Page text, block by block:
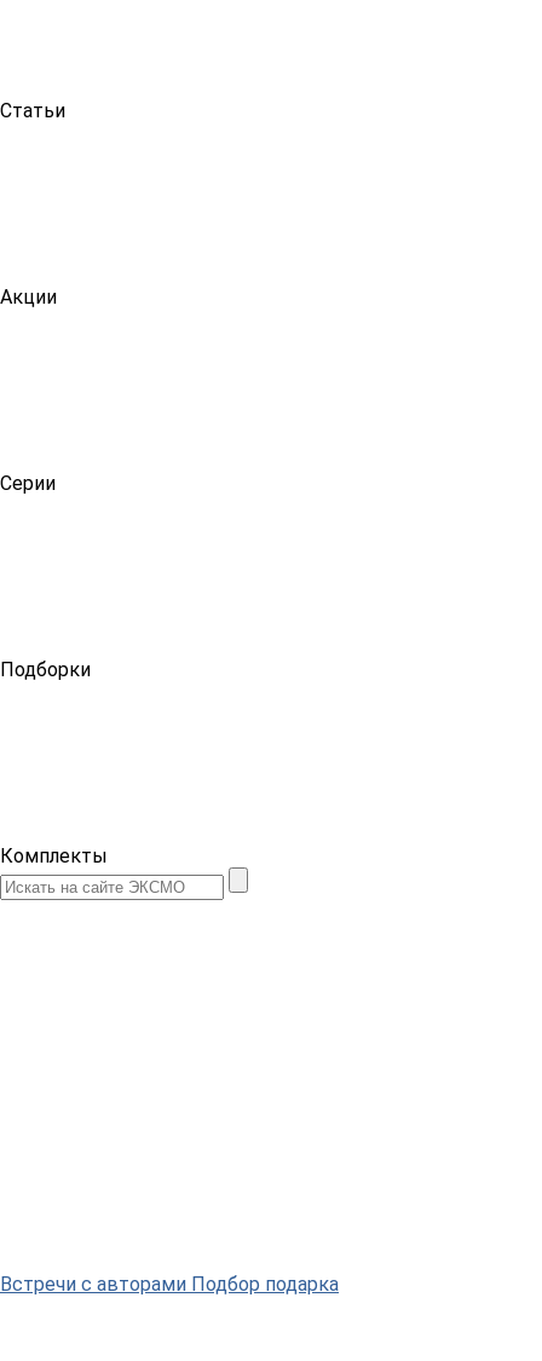
Статьи
Акции
Серии
Подборки
Комплекты
Встречи с авторами Подбор подарка